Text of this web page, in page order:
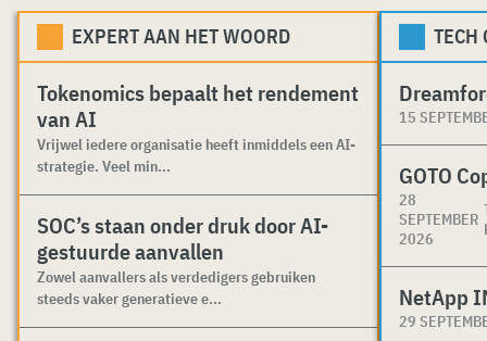
EXPERT AAN HET WOORD
Tokenomics bepaalt het rendement
van AI
Vrijwel iedere organisatie heeft inmiddels een AI-
strategie. Veel min...
SOC’s staan onder druk door AI-
gestuurde aanvallen
Zowel aanvallers als verdedigers gebruiken
steeds vaker generatieve e...
TECH
15
GOTO
28
SEPTEMBER
2026
NetApp
29